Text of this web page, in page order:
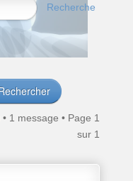
Recherche
• 1 message • Page 1
sur 1